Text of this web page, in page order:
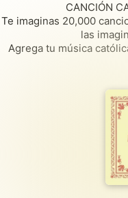
CANCIÓN
Te imaginas 20,000
las
Agrega tu música